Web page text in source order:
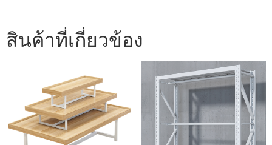
สินค้าที่เกี่ยวข้อง